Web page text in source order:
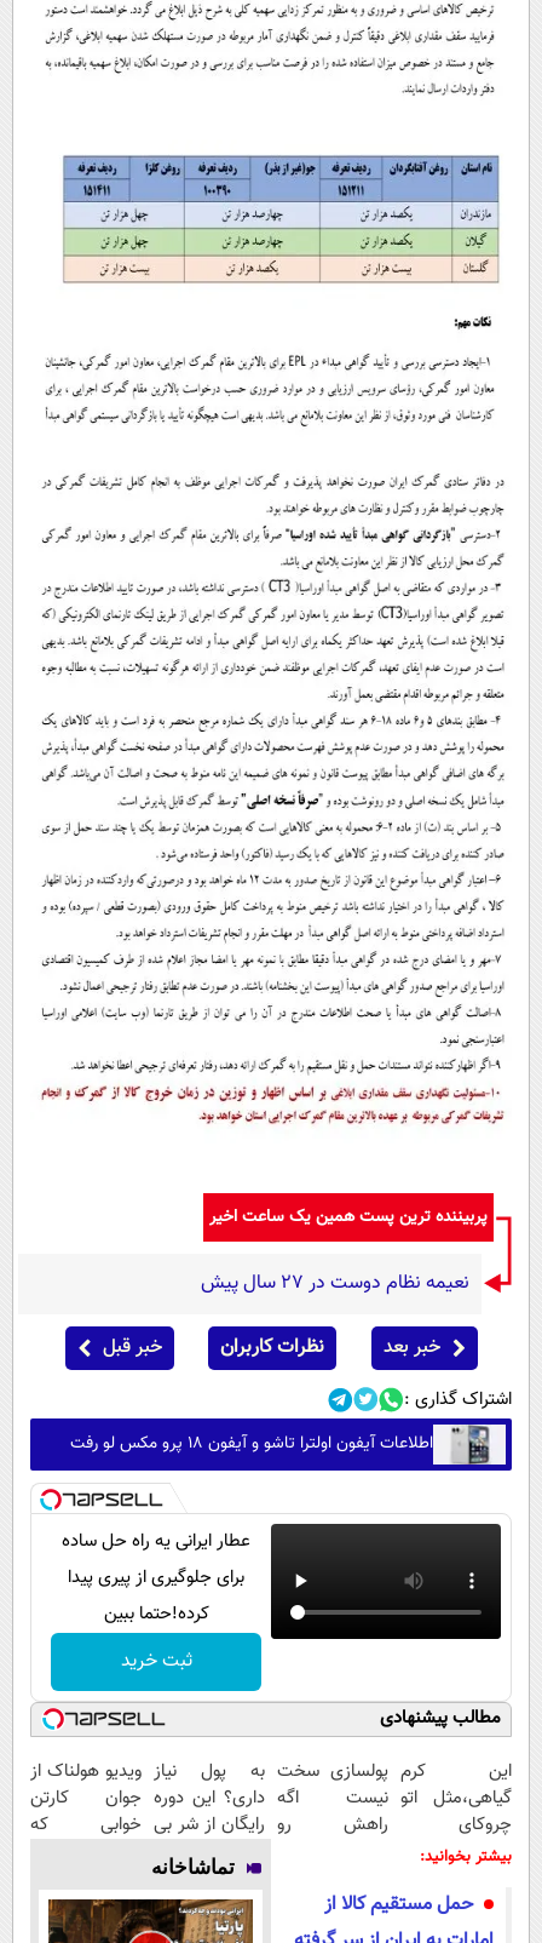
پربیننده ترین پست همین یک ساعت اخیر
نعیمه نظام دوست در 27 سال پیش
خبر بعد نظرات کاربران خبر قبل
اشتراک گذاری :
اطلاعات آیفون اولترا تاشو و آیفون ۱۸ پرو مکس لو رفت
عطار ایرانی یه راه حل ساده
برای جلوگیری از پیری پیدا
کرده!حتما ببین
ثبت خرید
مطالب پیشنهادی
این کرم
گیاهی،مثل اتو
چروکای
پوستتوصاف
پولسازی سخت
نیست اگه
راهش رو
به پول نیاز
داری؟ این دوره
رایگان از شر بی
پولی خلاصت
میکنه
ویدیو هولناک از
جوان کارتن
خوابی که
بیشتر بخوانید:
حمل مستقیم کالا از
تماشاخانه